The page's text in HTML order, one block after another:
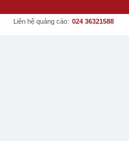
Liên hệ quảng cáo: 024 36321588